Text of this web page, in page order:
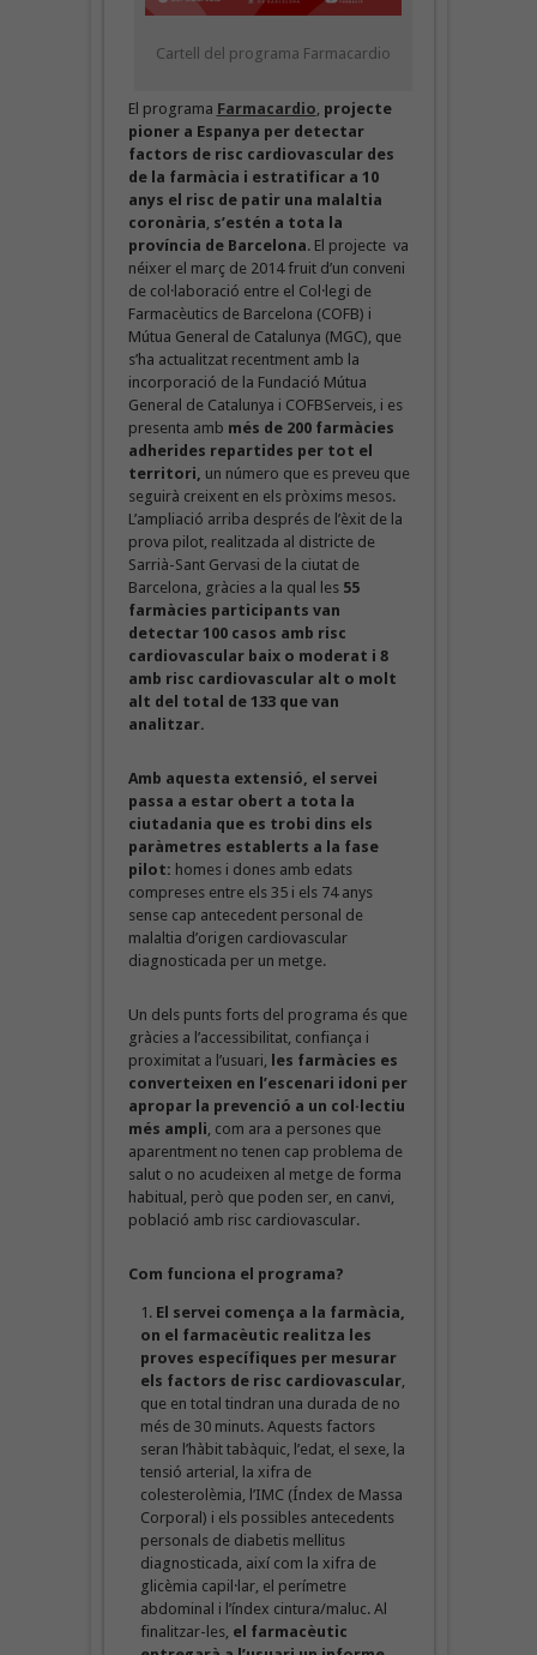
Cartell del programa Farmacardio
El programa Farmacardio projecte
pioner a Espanya per detectar
factors de risc cardiovascular des
de la farmàcia i estratificar a 10
anys el risc de patir una malaltia
coronària s’estén a tota la
província de Barcelona. El projecte va
néixer el març de 2014 fruit d’un conveni
de col·laboració entre el Col·legi de
Farmacèutics de Barcelona (COFB) i
Mútua General de Catalunya (MGC), que
s’ha actualitzat recentment amb la
incorporació de la Fundació Mútua
General de Catalunya i COFBServeis, i es
presenta amb més de 200 farmàcies
adherides repartides per tot el
territori, un número que es preveu que
seguirà creixent en els pròxims mesos.
L’ampliació arriba després de l’èxit de la
prova pilot, realitzada al districte de
Sarrià-Sant Gervasi de la ciutat de
Barcelona, gràcies a la qual les 55
farmàcies participants van
detectar 100 casos amb risc
cardiovascular baix o moderat i 8
amb risc cardiovascular alt o molt
alt del total de 133 que van
analitzar.
Amb aquesta extensió, el servei
passa a estar obert a tota la
ciutadania que es trobi dins els
paràmetres establerts a la fase
pilot: homes i dones amb edats
compreses entre els 35 i els 74 anys
sense cap antecedent personal de
malaltia d’origen cardiovascular
diagnosticada per un metge.
Un dels punts forts del programa és que
gràcies a l’accessibilitat, confiança i
proximitat a l’usuari,
les farmàcies es
converteixen en l’escenari idoni per
apropar la prevenció a un col·lectiu
més ampli , com ara a persones que
aparentment no tenen cap problema de
salut o no acudeixen al metge de forma
habitual, però que poden ser, en canvi,
població amb risc cardiovascular.
Com funciona el programa?
El servei comença a la farmàcia,
on el farmacèutic realitza les
proves específiques per mesurar
els factors de risc cardiovascular,
que en total tindran una durada de no
més de 30 minuts. Aquests factors
seran l’hàbit tabàquic, l’edat, el sexe, la
tensió arterial, la xifra de
colesterolèmia, l’IMC (Índex de Massa
Corporal) i els possibles antecedents
personals de diabetis mellitus
diagnosticada, així com la xifra de
glicèmia capil·lar, el perímetre
abdominal i l’índex cintura/maluc. Al
finalitzar-les, el farmacèutic